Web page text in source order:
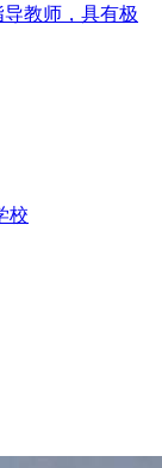
教师，具有极
校